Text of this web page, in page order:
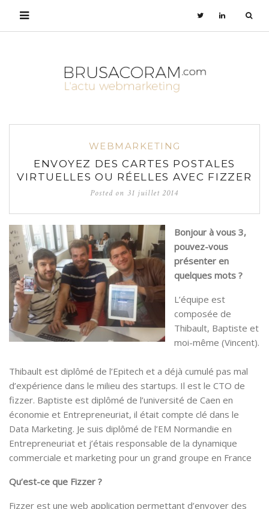
WEBMARKETING
ENVOYEZ DES CARTES POSTALES
VIRTUELLES OU RÉELLES AVEC FIZZER
Posted on 31 juillet 2014
Bonjour à vous 3,
pouvez-vous
présenter en
quelques mots ?
L’équipe est
composée de
Thibault, Baptiste et
moi-même (Vincent).
Thibault est diplômé de l’Epitech et a déjà cumulé pas mal
d’expérience dans le milieu des startups. Il est le CTO de
fizzer. Baptiste est diplômé de l’université de Caen en
économie et Entrepreneuriat, il était compte clé dans le
Data Marketing. Je suis diplômé de l’EM Normandie en
Entrepreneuriat et j’étais responsable de la dynamique
commerciale et marketing pour un grand groupe en France
Qu’est-ce que Fizzer ?
Fizzer est une web application permettant d’envoyer des